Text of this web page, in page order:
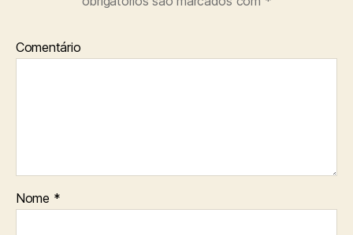
Comentário
Nome *